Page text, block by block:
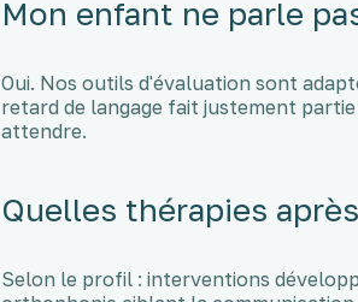
Mon enfant ne parle
Oui. Nos outils d'évaluation sont
retard de langage fait justement
attendre.
Quelles thérapies
Selon le profil : interventions